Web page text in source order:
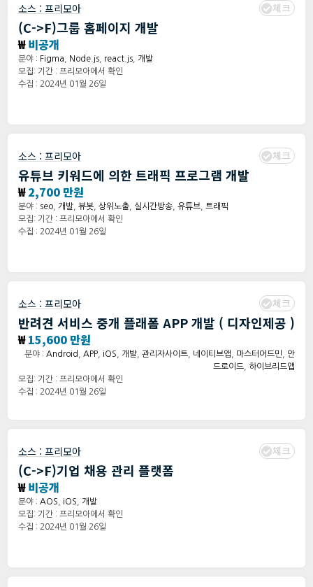
소스 : 프리모아 체크
(C->F)그룹 홈페이지 개발
₩비공개
분야 : Figma Node.js react.js
개발
모집: 기간 : 프리모아에서 확인
수집 : 2024년 01월 26일
소스 : 프리모아 체크
유튜브 키워드에 의한 트래픽 프로그램 개발
₩2,700 만원
분야 : seo 개발 뷰봇 상위노출 실시간방송 유튜브 트래픽
모집: 기간 : 프리모아에서 확인
수집 : 2024년 01월 26일
소스 : 프리모아 체크
반려견 서비스 중개 플래폼 APP 개발 ( 디자인제공 )
₩15,600 만원
분야 : Android APP iOS 개발 관리자사이트 네이티브앱 마스터어드민
안
드로이드
하이브리드앱
모집: 기간 : 프리모아에서 확인
수집 : 2024년 01월 26일
소스 : 프리모아 체크
(C->F)기업 채용 관리 플랫폼
₩비공개
분야 : AOS iOS
개발
모집: 기간 : 프리모아에서 확인
수집 : 2024년 01월 26일